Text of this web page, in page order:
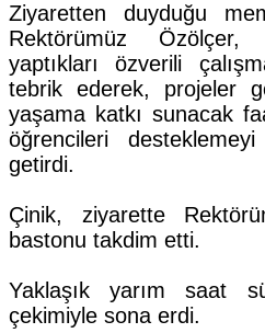
Ziyaretten duyduğu
Rektörümüz Özölçer,
yaptıkları özverili
tebrik ederek, projeler
yaşama katkı sunacak
öğrencileri
getirdi.
Çinik, ziyarette
bastonu takdim etti.
Yaklaşık yarım saat
çekimiyle sona erdi.